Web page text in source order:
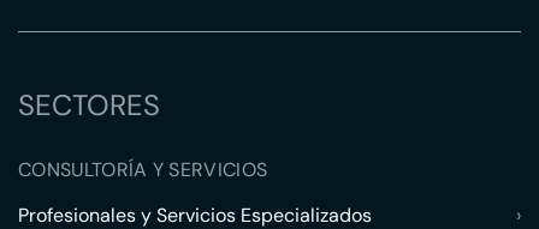
SECTORES
CONSULTORÍA Y SERVICIOS
Profesionales y Servicios Especializados
›